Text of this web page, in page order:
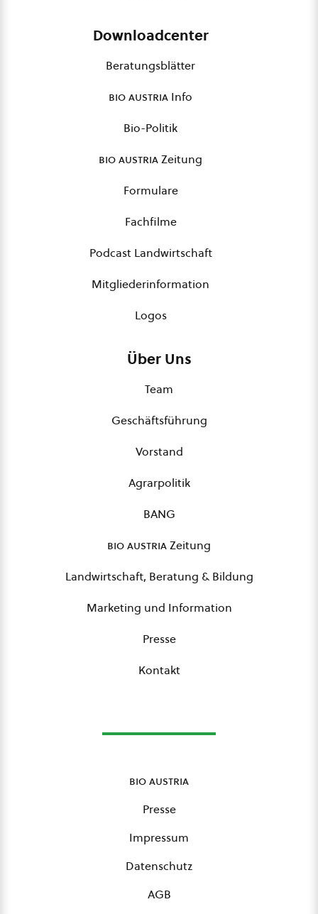
Downloadcenter
Beratungsblätter
bio austria Info
Bio-Politik
bio austriaZeitung
Formulare
Fachfilme
Podcast Landwirtschaft
Mitgliederinformation
Logos
Über Uns
Team
Geschäftsführung
Vorstand
Agrarpolitik
BANG
bio austriaZeitung
Landwirtschaft, Beratung & Bildung
Marketing und Information
Presse
Kontakt
bio austria
Presse
Impressum
Datenschutz
AGB